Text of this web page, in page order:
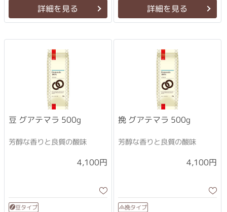
詳細を見る 詳細を見る
豆 グアテマラ 500g
芳醇な香りと良質の酸味
4,100円
豆タイプ
挽 グアテマラ 500g
芳醇な香りと良質の酸味
4,100円
挽タイプ